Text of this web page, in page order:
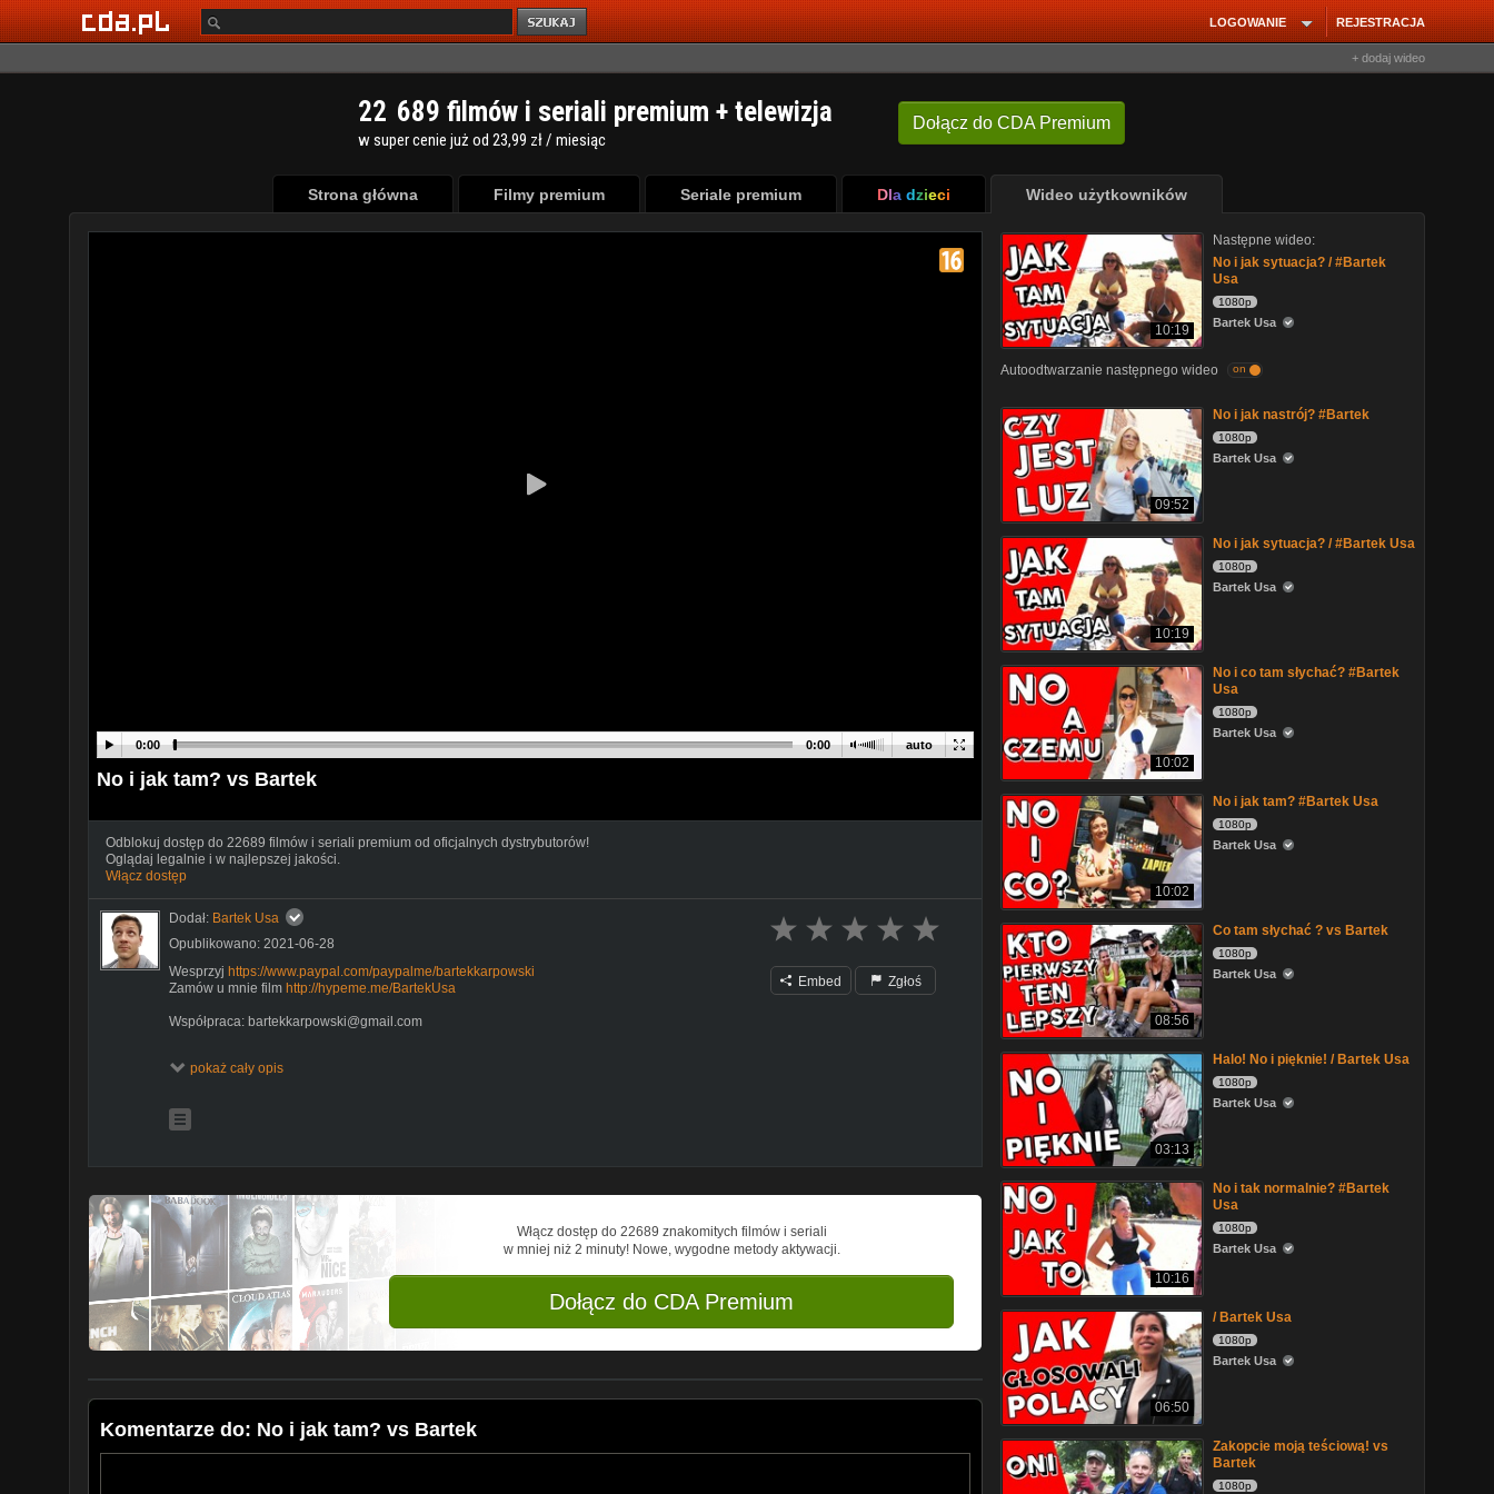
REJESTRACJA
LOGOWANIE
+ dodaj wideo
Dołącz do CDA Premium
22 689 filmów i seriali premium + telewizja
w super cenie już od 23,99 zł / miesiąc
Strona główna Filmy premium Seriale premium Dla dzieci Wideo użytkowników
auto
0:00 0:00
No i jak tam? vs Bartek
Odblokuj dostęp do 22689 filmów i seriali premium od oficjalnych dystrybutorów!
Oglądaj legalnie i w najlepszej jakości.
Włącz dostęp
Dodał: Bartek Usa
Opublikowano: 2021-06-28
Wesprzyj https://www.paypal.com/paypalme/bartekkarpowski
Zamów u mnie film http://hypeme.me/BartekUsa
Współpraca: bartekkarpowski@gmail.com
https://www.youtube.com/channel/UCuD_nL5XXPo2W3G35NKv1qg/join
Scenariusz: Bartek Karpowski
Zdjęcia: Bartek Karpowski
INSTAGRAMhttps://www.instagram.com/bartek_karpowski/
FACEBOOK https://www.facebook.com/BartekUsa
KANAŁ GŁÓWNY:
http://bit.ly/1t76NoU
INSTAGRAM GŁÓWNY:
https://www.instagram.com/thebartekusa/
GRUPA NA FACEBOOKUhttp://on.fb.me/1PM6OrK
#sonda #lato #morze
pokaż cały opis
Embed Zgłoś
Włącz dostęp do 22689 znakomitych filmów i seriali
w mniej niż 2 minuty! Nowe, wygodne metody aktywacji.
Dołącz do CDA Premium
Komentarze do: No i jak tam? vs Bartek
10:19
Następne wideo:
No i jak sytuacja? / #Bartek
Usa
1080p
Bartek Usa
Autoodtwarzanie następnego wideo on
09:52
No i jak nastrój? #Bartek
1080p
Bartek Usa
10:19
No i jak sytuacja? / #Bartek Usa
1080p
Bartek Usa
10:02
No i co tam słychać? #Bartek
Usa
1080p
Bartek Usa
10:02
No i jak tam? #Bartek Usa
1080p
Bartek Usa
08:56
Co tam słychać ? vs Bartek
1080p
Bartek Usa
03:13
Halo! No i pięknie! / Bartek Usa
1080p
Bartek Usa
10:16
No i tak normalnie? #Bartek
Usa
1080p
Bartek Usa
06:50
/ Bartek Usa
1080p
Bartek Usa
Zakopcie moją teściową! vs
Bartek
1080p